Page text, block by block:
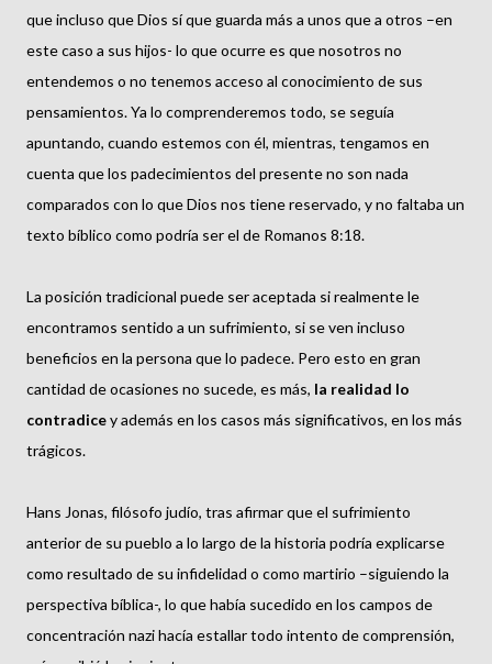
que incluso que Dios sí que guarda más a unos que a otros –en
este caso a sus hijos- lo que ocurre es que nosotros no
entendemos o no tenemos acceso al conocimiento de sus
pensamientos. Ya lo comprenderemos todo, se seguía
apuntando, cuando estemos con él, mientras, tengamos en
cuenta que los padecimientos del presente no son nada
comparados con lo que Dios nos tiene reservado, y no faltaba un
texto bíblico como podría ser el de Romanos 8:18.
La posición tradicional puede ser aceptada si realmente le
encontramos sentido a un sufrimiento, si se ven incluso
beneficios en la persona que lo padece. Pero esto en gran
cantidad de ocasiones no sucede, es más, la realidad lo
contradicey además en los casos más significativos, en los más
trágicos.
Hans Jonas, filósofo judío, tras afirmar que el sufrimiento
anterior de su pueblo a lo largo de la historia podría explicarse
como resultado de su infidelidad o como martirio –siguiendo la
perspectiva bíblica-, lo que había sucedido en los campos de
concentración nazi hacía estallar todo intento de comprensión,